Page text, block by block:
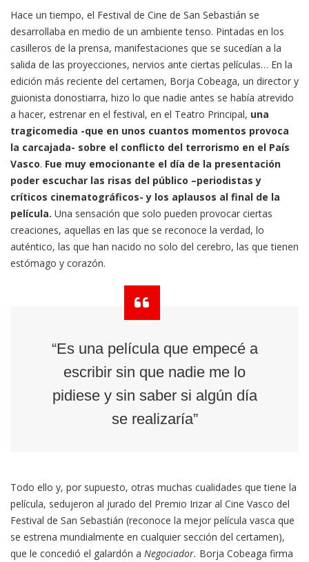
Hace un tiempo, el Festival de Cine de San Sebastián se
desarrollaba en medio de un ambiente tenso. Pintadas en los
casilleros de la prensa, manifestaciones que se sucedían a la
salida de las proyecciones, nervios ante ciertas películas… En la
edición más reciente del certamen, Borja Cobeaga, un director y
guionista donostiarra, hizo lo que nadie antes se había atrevido
a hacer, estrenar en el festival, en el Teatro Principal, una
tragicomedia -que en unos cuantos momentos provoca
la carcajada- sobre el conflicto del terrorismo en el País
Vasco. Fue muy emocionante el día de la presentación
poder escuchar las risas del público –periodistas y
críticos cinematográficos- y los aplausos al final de la
película. Una sensación que solo pueden provocar ciertas
creaciones, aquellas en las que se reconoce la verdad, lo
auténtico, las que han nacido no solo del cerebro, las que tienen
estómago y corazón.
“Es una película que empecé a
escribir sin que nadie me lo
pidiese y sin saber si algún día
se realizaría”
Todo ello y, por supuesto, otras muchas cualidades que tiene la
película, sedujeron al jurado del Premio Irizar al Cine Vasco del
Festival de San Sebastián (reconoce la mejor película vasca que
se estrena mundialmente en cualquier sección del certamen),
que le concedió el galardón a Negociador. Borja Cobeaga firma